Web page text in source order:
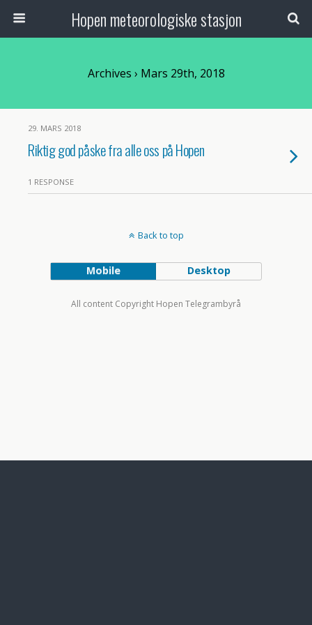
Hopen meteorologiske stasjon
Archives › Mars 29th, 2018
29. MARS 2018
Riktig god påske fra alle oss på Hopen
1 RESPONSE
Back to top
Mobile Desktop
All content Copyright Hopen Telegrambyrå